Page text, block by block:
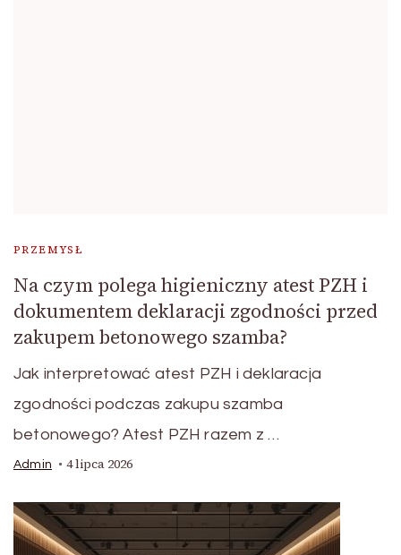
PRZEMYSŁ
Na czym polega higieniczny atest PZH i
dokumentem deklaracji zgodności przed
zakupem betonowego szamba?
Jak interpretować atest PZH i deklaracja
zgodności podczas zakupu szamba
betonowego? Atest PZH razem z …
Admin 4 lipca 2026